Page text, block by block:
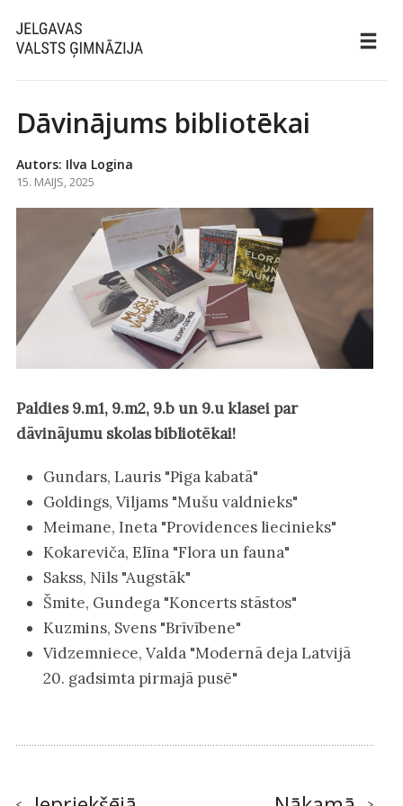
Dāvinājums bibliotēkai
Autors: Ilva Logina
15. MAIJS, 2025
Paldies 9.m1, 9.m2, 9.b un 9.u klasei par
dāvinājumu skolas bibliotēkai!
Gundars, Lauris "Piga kabatā"
Goldings, Viljams "Mušu valdnieks"
Meimane, Ineta "Providences liecinieks"
Kokareviča, Elīna "Flora un fauna"
Sakss, Nils "Augstāk"
Šmite, Gundega "Koncerts stāstos"
Kuzmins, Svens "Brīvībene"
Vidzemniece, Valda "Modernā deja Latvijā
20. gadsimta pirmajā pusē"